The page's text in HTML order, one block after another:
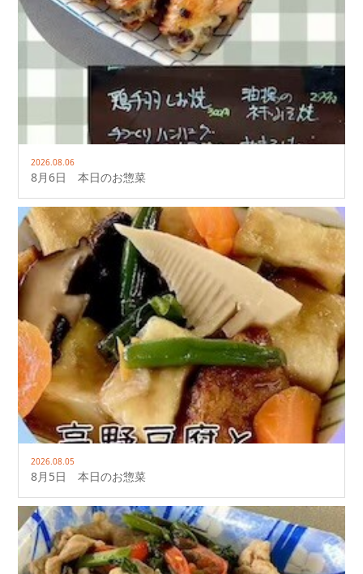
2026.08.06
8月6日 本日のお惣菜
2026.08.05
8月5日 本日のお惣菜